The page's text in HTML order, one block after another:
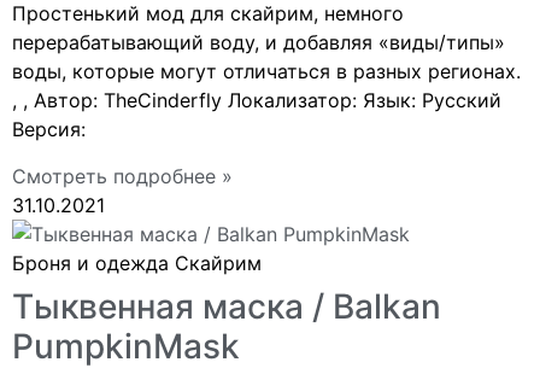
Простенький мод для скайрим, немного
перерабатывающий воду, и добавляя «виды/типы»
воды, которые могут отличаться в разных регионах.
, , Автор: TheCinderfly Локализатор: Язык: Русский
Версия:
Смотреть подробнее »
31.10.2021
Броня и одежда Скайрим
Тыквенная маска / Balkan
PumpkinMask